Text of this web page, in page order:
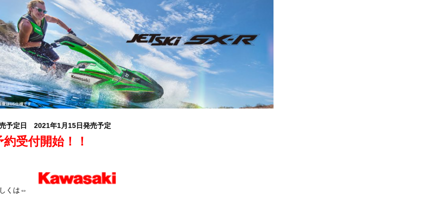
予定日 2021年1月15日発売予定
約受付開始！！
くは⇔